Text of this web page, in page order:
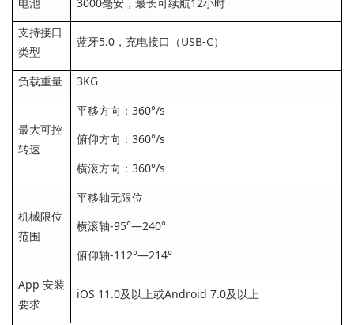
支持接口
类型
蓝牙5.0，充电接口（USB-C）
负载重量 3KG
最大可控
转速
平移方向：360°/s
俯仰方向：360°/s
横滚方向：360°/s
机械限位
范围
平移轴无限位
横滚轴-95°—240°
俯仰轴-112°—214°
App 安装
要求
iOS 11.0及以上或Android 7.0及以上